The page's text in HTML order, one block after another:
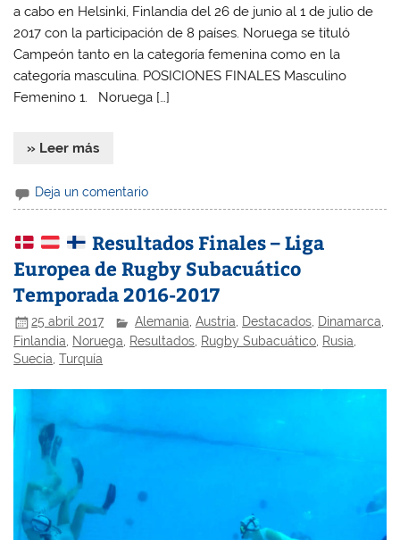
a cabo en Helsinki, Finlandia del 26 de junio al 1 de julio de
2017 con la participación de 8 países. Noruega se tituló
Campeón tanto en la categoría femenina como en la
categoría masculina. POSICIONES FINALES Masculino
Femenino 1. Noruega […]
» Leer más
Deja un comentario
Resultados Finales – Liga
Europea de Rugby Subacuático
Temporada 2016-2017
25 abril 2017 Alemania,Austria, Destacados, Dinamarca,
Finlandia
Noruega Resultados Rugby Subacuático Rusia
Suecia ,Turquía